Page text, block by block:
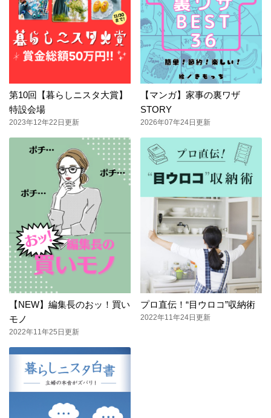
第10回【暮らしニスタ大賞】
特設会場
2023年12年22日更新
【マンガ】家事の裏ワザ
STORY
2026年07年24日更新
【NEW】編集長のおッ！買い
モノ
2022年11年25日更新
プロ直伝！“目ウロコ”収納術
2022年11年24日更新